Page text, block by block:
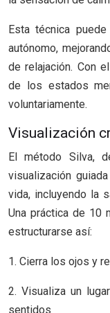
Esta técnica
autónomo,
de relajación. Con
de los estados
voluntariamente.
Visualización
El método Silva,
visualización
vida, incluyendo la
Una práctica de 10
estructurarse así:
1. Cierra los ojos y
2. Visualiza un
sentidos